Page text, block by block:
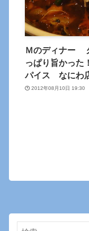
Ｍのディナー
っぱり旨かっ
パイス なにわ
2012年08月10日 19:30